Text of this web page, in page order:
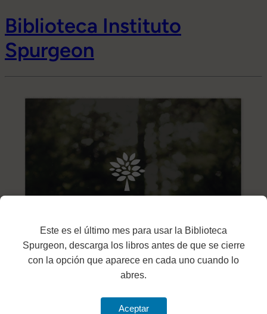
Biblioteca Instituto
Spurgeon
Este es el último mes para usar la Biblioteca
Spurgeon, descarga los libros antes de que se cierre
con la opción que aparece en cada uno cuando lo
abres.
Aceptar